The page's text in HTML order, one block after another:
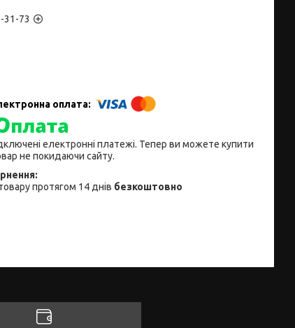
31-73
електронні платежі. Тепер ви можете купити
не покидаючи сайту.
протягом 14 днів безкоштовно